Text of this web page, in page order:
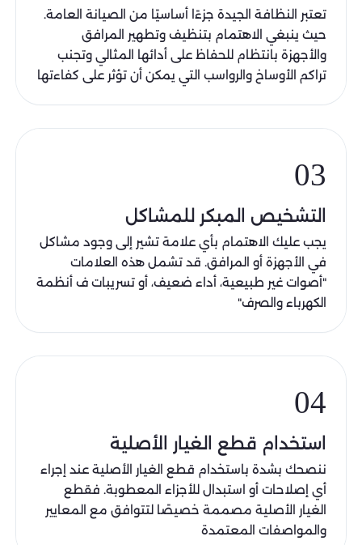
تعتبر النظافة الجيدة جزءًا أساسيًا من الصيانة العامة.
حيث ينبغي الاهتمام بتنظيف وتطهير المرافق
والأجهزة بانتظام للحفاظ على أدائها المثالي وتجنب
تراكم الأوساخ والرواسب التي يمكن أن تؤثر على كفاءتها
03
التشخيص المبكر للمشاكل
يجب عليك الاهتمام بأي علامة تشير إلى وجود مشاكل
في الأجهزة أو المرافق. قد تشمل هذه العلامات
"أصوات غير طبيعية، أداء ضعيف، أو تسريبات ف أنظمة
الكهرباء والصرف"
04
استخدام قطع الغيار الأصلية
ننصحك بشدة باستخدام قطع الغيار الأصلية عند إجراء
أي إصلاحات أو استبدال للأجزاء المعطوبة. فقطع
الغيار الأصلية مصممة خصيصًا لتتوافق مع المعايير
والمواصفات المعتمدة